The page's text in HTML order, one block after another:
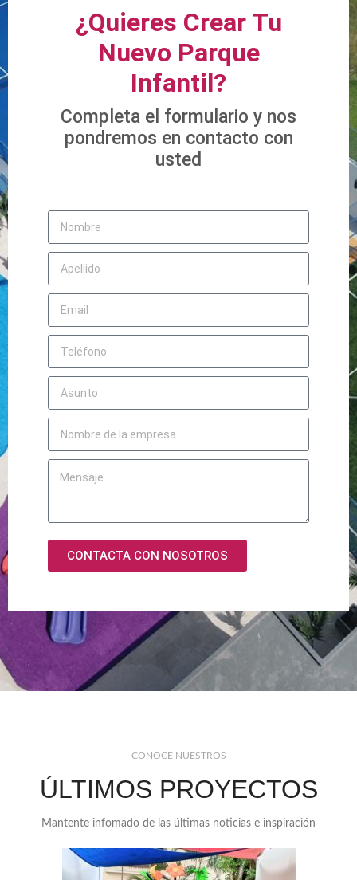
¿Quieres Crear Tu
Nuevo Parque
Infantil?
Completa el formulario y nos
pondremos en contacto con
usted
CONTACTA CON NOSOTROS
CONOCE NUESTROS
ÚLTIMOS PROYECTOS
Mantente infomado de las últimas noticias e inspiración